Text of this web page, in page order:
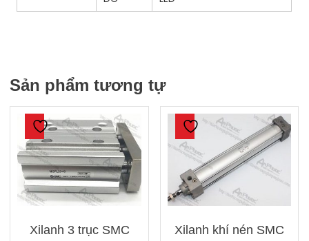
Sản phẩm tương tự
Xilanh 3 trục SMC
Xilanh khí nén SMC